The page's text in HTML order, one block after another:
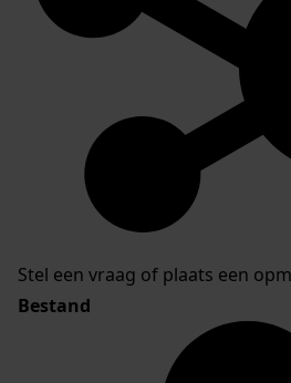
Stel een vraag of plaats een
Bestand